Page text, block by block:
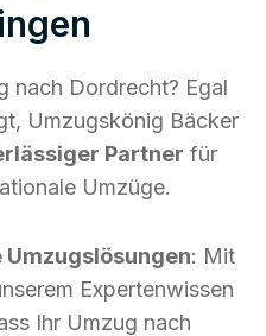
nach Dordrecht? Egal
Umzugskönig Bäcker
Partner für
Umzüge.
Umzugslösungen: Mit
Expertenwissen
Ihr Umzug nach